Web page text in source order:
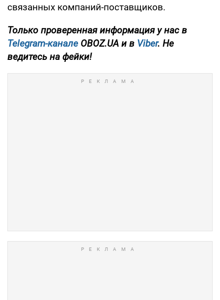
связанных компаний-поставщиков.
Только проверенная информация у нас в
Telegram-канале OBOZ.UA и в Viber. Не
ведитесь на фейки!